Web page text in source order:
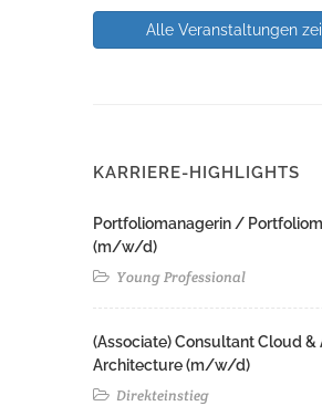
Alle Veranstaltungen
KARRIERE-HIGHLIGHTS
Portfoliomanagerin /
(m/w/d)
Young Professional
(Associate) Consultant Cloud &
Architecture (m/w/d)​ ​
Direkteinstieg